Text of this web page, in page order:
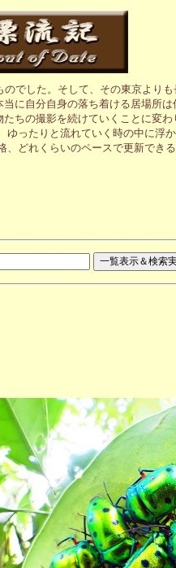
でした。そして、その東京より
に自分自身の落ち着ける居場所は
ちの撮影を続けていくことに変
ったりと流れていく時の中に浮
どれくらいのペースで更新でき